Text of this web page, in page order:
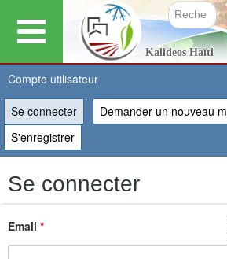
Aller
au
contenuKalideos Haïti
Vous
êtes
ici
Compte utilisateur
Se connecter (onglet actif)
Demander un nouveau
S'enregistrer
Se connecter
Email *